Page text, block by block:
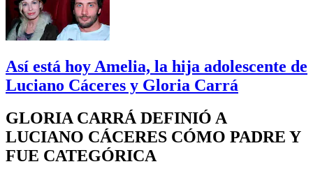
Así está hoy Amelia, la hija adolescente de
Luciano Cáceres y Gloria Carrá
GLORIA CARRÁ DEFINIÓ A
LUCIANO CÁCERES CÓMO PADRE Y
FUE CATEGÓRICA